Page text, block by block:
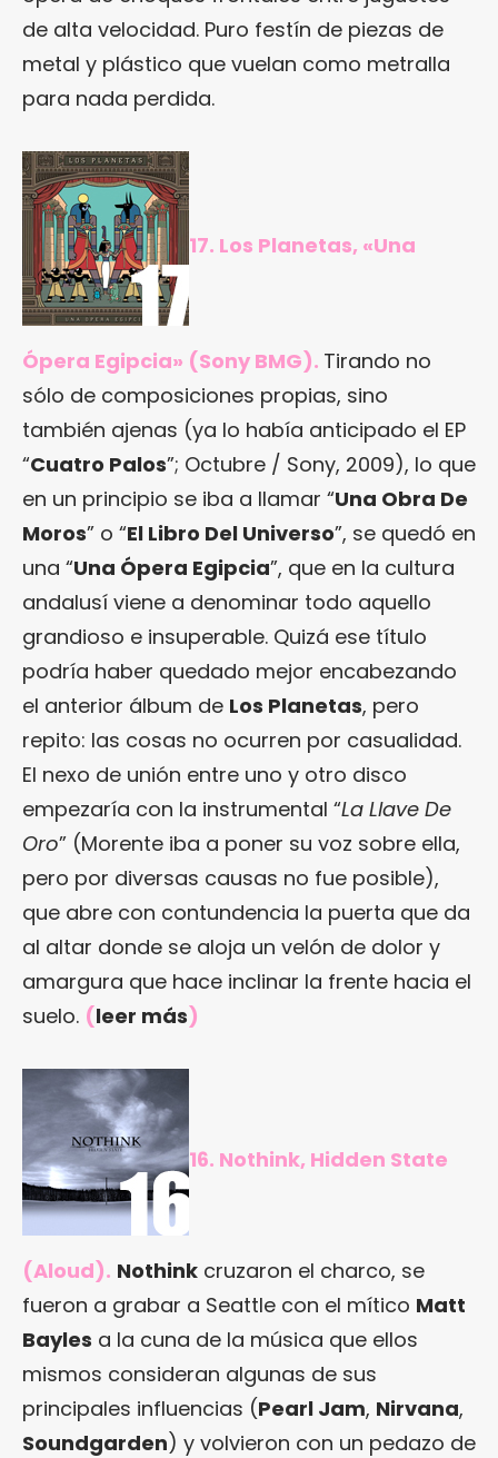
de alta velocidad. Puro festín de piezas de
metal y plástico que vuelan como metralla
para nada perdida.
17. Los Planetas, «Una
Ópera Egipcia» (Sony BMG). Tirando no
sólo de composiciones propias, sino
también ajenas (ya lo había anticipado el EP
“Cuatro Palos”; Octubre / Sony, 2009), lo que
en un principio se iba a llamar “Una Obra De
Moros” o “El Libro Del Universo”, se quedó en
una “Una Ópera Egipcia”, que en la cultura
andalusí viene a denominar todo aquello
grandioso e insuperable. Quizá ese título
podría haber quedado mejor encabezando
el anterior álbum de Los Planetas, pero
repito: las cosas no ocurren por casualidad.
El nexo de unión entre uno y otro disco
empezaría con la instrumental “La Llave De
Oro” (Morente iba a poner su voz sobre ella,
pero por diversas causas no fue posible),
que abre con contundencia la puerta que da
al altar donde se aloja un velón de dolor y
amargura que hace inclinar la frente hacia el
suelo. (leer más)
16. Nothink, Hidden State
(Aloud). Nothink cruzaron el charco, se
fueron a grabar a Seattle con el mítico Matt
Bayles a la cuna de la música que ellos
mismos consideran algunas de sus
principales influencias (Pearl Jam, Nirvana,
Soundgarden) y volvieron con un pedazo de